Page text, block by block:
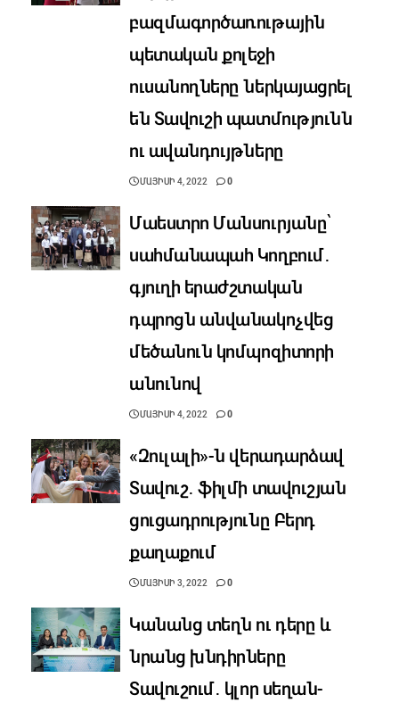
բազմագործառութային
պետական քոլեջի
ուսանողները ներկայացրել
են Տավուշի պատմությունն
ու ավանդույթները
ՄԱՅԻՍԻ 4, 2022 0
Մաեստրո Մանսուրյանը՝
սահմանապահ Կողբում․
գյուղի երաժշտական
դպրոցն անվանակոչվեց
մեծանուն կոմպոզիտորի
անունով
ՄԱՅԻՍԻ 4, 2022 0
«Զուլալի»-ն վերադարձավ
Տավուշ․ ֆիլմի տավուշյան
ցուցադրությունը Բերդ
քաղաքում
ՄԱՅԻՍԻ 3, 2022 0
Կանանց տեղն ու դերը և
նրանց խնդիրները
Տավուշում․ կլոր սեղան-